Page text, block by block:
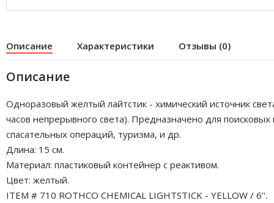
Описание Характеристики Отзывы (0)
Описание
Одноразовый желтый лайтстик - химический источник
часов непрерывного света). Предназначено для поисковых
спасательных операций, туризма, и др.
Длина: 15 см.
Материал: пластиковый контейнер с реактивом.
Цвет: желтый.
ITEM # 710 ROTHCO CHEMICAL LIGHTSTICK - YELLOW / 6''.